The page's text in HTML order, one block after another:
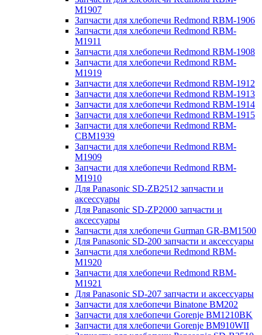
M1907
Запчасти для хлебопечи Redmond RBM-1906
Запчасти для хлебопечи Redmond RBM-
M1911
Запчасти для хлебопечи Redmond RBM-1908
Запчасти для хлебопечи Redmond RBM-
M1919
Запчасти для хлебопечи Redmond RBM-1912
Запчасти для хлебопечи Redmond RBM-1913
Запчасти для хлебопечи Redmond RBM-1914
Запчасти для хлебопечи Redmond RBM-1915
Запчасти для хлебопечи Redmond RBM-
CBM1939
Запчасти для хлебопечи Redmond RBM-
M1909
Запчасти для хлебопечи Redmond RBM-
M1910
Для Panasonic SD-ZB2512 запчасти и
аксессуары
Для Panasonic SD-ZP2000 запчасти и
аксессуары
Запчасти для хлебопечи Gurman GR-BM1500
Для Panasonic SD-200 запчасти и аксессуары
Запчасти для хлебопечи Redmond RBM-
M1920
Запчасти для хлебопечи Redmond RBM-
M1921
Для Panasonic SD-207 запчасти и аксессуары
Запчасти для хлебопечи Binatone BM202
Запчасти для хлебопечи Gorenje BM1210BK
Запчасти для хлебопечи Gorenje BM910WII